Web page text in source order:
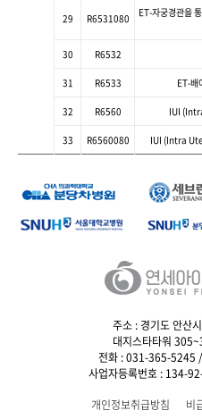
29 R6531080
ET-자궁경관을
30 R6532
31 R6533 ET-배
32 R6560 IUI
33 R6560080 IUI (Intra
주소 : 경기도 안산
대지스타타워
전화 : 031-365-5245
사업자등록번호 : 134-
개인정보취급방침
비